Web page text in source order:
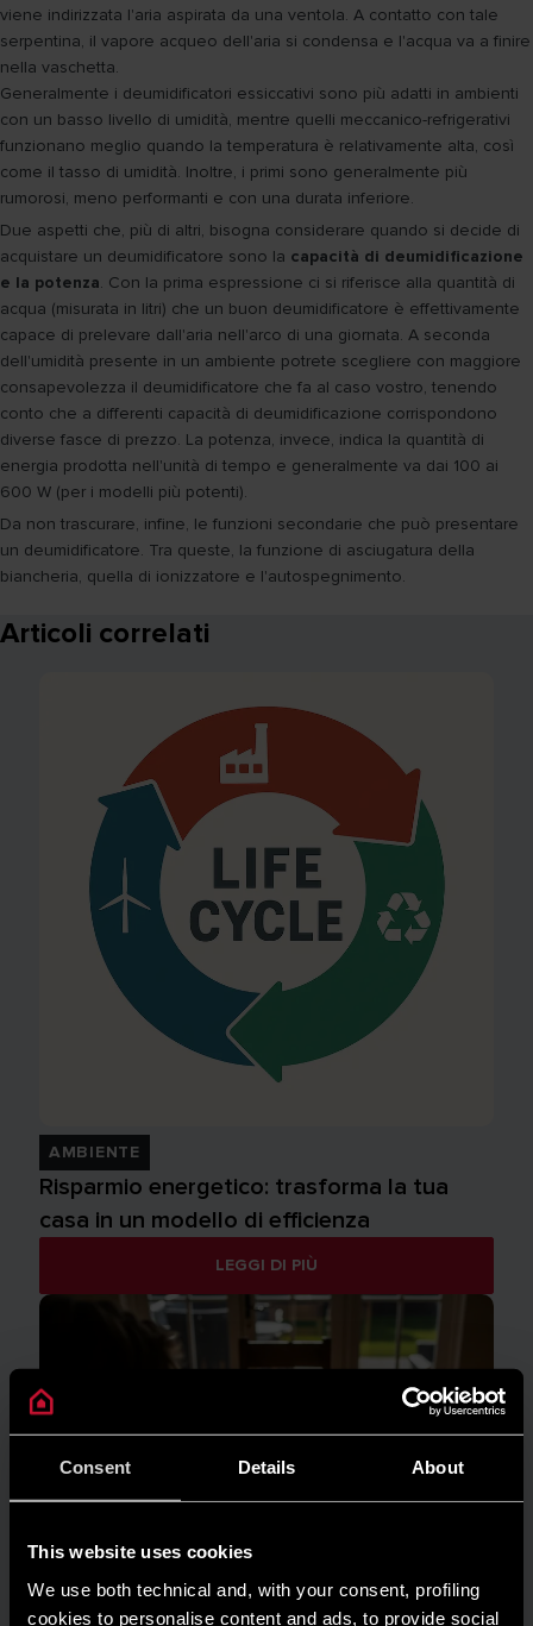
Consent Details About
This website uses cookies
We use both technical and, with your consent, profiling
cookies to personalise content and ads, to provide social
viene indirizzata l'aria aspirata da una ventola. A contatto con tale
serpentina, il vapore acqueo dell'aria si condensa e l'acqua va a finire
nella vaschetta.
Generalmente i deumidificatori essiccativi sono più adatti in ambienti
con un basso livello di umidità, mentre quelli meccanico-refrigerativi
funzionano meglio quando la temperatura è relativamente alta, così
come il tasso di umidità. Inoltre, i primi sono generalmente più
rumorosi, meno performanti e con una durata inferiore.
Due aspetti che, più di altri, bisogna considerare quando si decide di
acquistare un deumidificatore sono la capacità di deumidificazione
e la potenza. Con la prima espressione ci si riferisce alla quantità di
acqua (misurata in litri) che un buon deumidificatore è effettivamente
capace di prelevare dall'aria nell'arco di una giornata. A seconda
dell'umidità presente in un ambiente potrete scegliere con maggiore
consapevolezza il deumidificatore che fa al caso vostro, tenendo
conto che a differenti capacità di deumidificazione corrispondono
diverse fasce di prezzo. La potenza, invece, indica la quantità di
energia prodotta nell'unità di tempo e generalmente va dai 100 ai
600 W (per i modelli più potenti).
Da non trascurare, infine, le funzioni secondarie che può presentare
un deumidificatore. Tra queste, la funzione di asciugatura della
biancheria, quella di ionizzatore e l'autospegnimento.
Articoli correlati
AMBIENTE
Risparmio energetico: trasforma la tua
casa in un modello di efficienza
LEGGI DI PIÙ